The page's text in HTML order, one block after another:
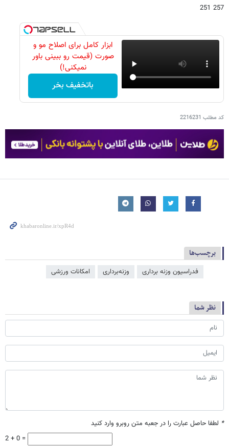
257 251
ابزار کامل برای اصلاح مو و
صورت (قیمت رو ببینی باور
نمیکنی!)
باتخفیف بخر
کد مطلب 2216231
برچسب‌ها
فدراسیون وزنه برداری وزنه‌برداری امکانات ورزشی
نظر شما
* لطفا حاصل عبارت را در جعبه متن روبرو وارد کنید
2 + 0 =